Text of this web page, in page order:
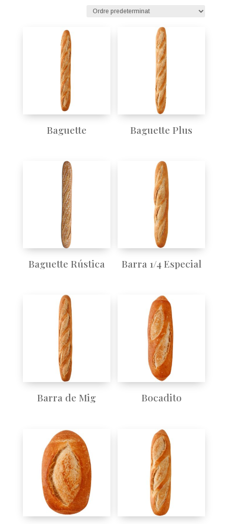
Baguette Baguette Plus
Baguette Rústica Barra 1/4 Especial
Barra de Mig Bocadito